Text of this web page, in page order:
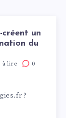
un
du
à lire
0
?